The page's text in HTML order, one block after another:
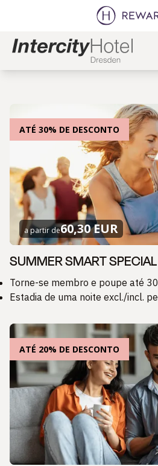
ATÉ 30% DE DESCONTO
a partir de60,30 EUR
SUMMER SMART SPECIAL
Torne-se membro e poupe até
Estadia de uma noite excl./incl.
ATÉ 20% DE DESCONTO